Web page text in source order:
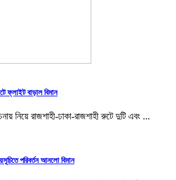
ফ্লাইট বাড়াল বিমান
নিয়ে রাজশাহী-ঢাকা-রাজশাহী রুটে দুটি এবং ...
পরিবর্তন আনলো বিমান